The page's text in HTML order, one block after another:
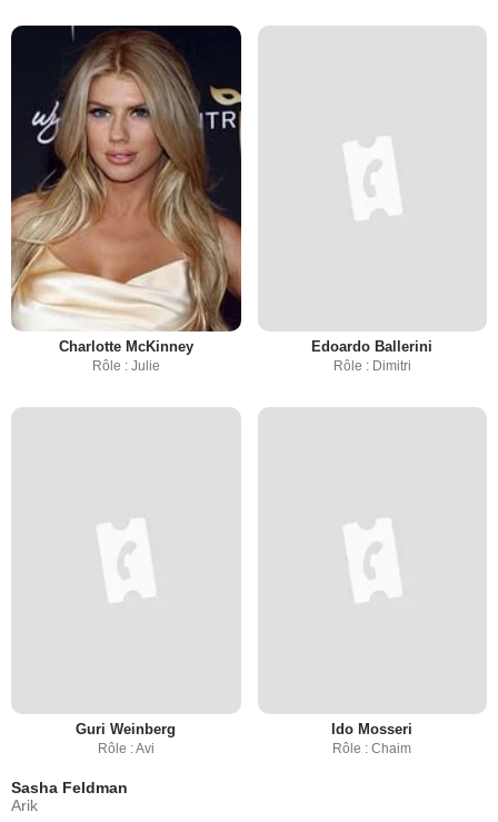
Charlotte McKinney
Rôle : Julie
Edoardo Ballerini
Rôle : Dimitri
Guri Weinberg
Rôle : Avi
Ido Mosseri
Rôle : Chaim
Sasha Feldman
Arik